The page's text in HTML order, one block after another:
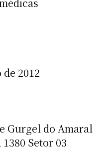
2012
Gurgel do Amaral
Setor 03